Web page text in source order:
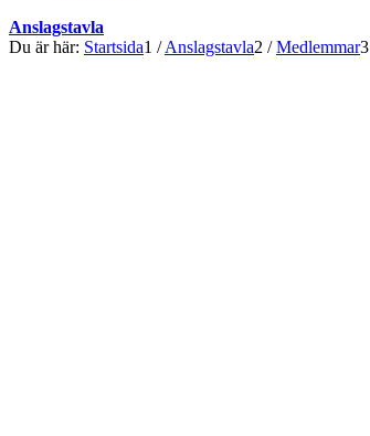
Anslagstavla
Du är här: Startsida1 / Anslagstavla2 / Medlemmar3